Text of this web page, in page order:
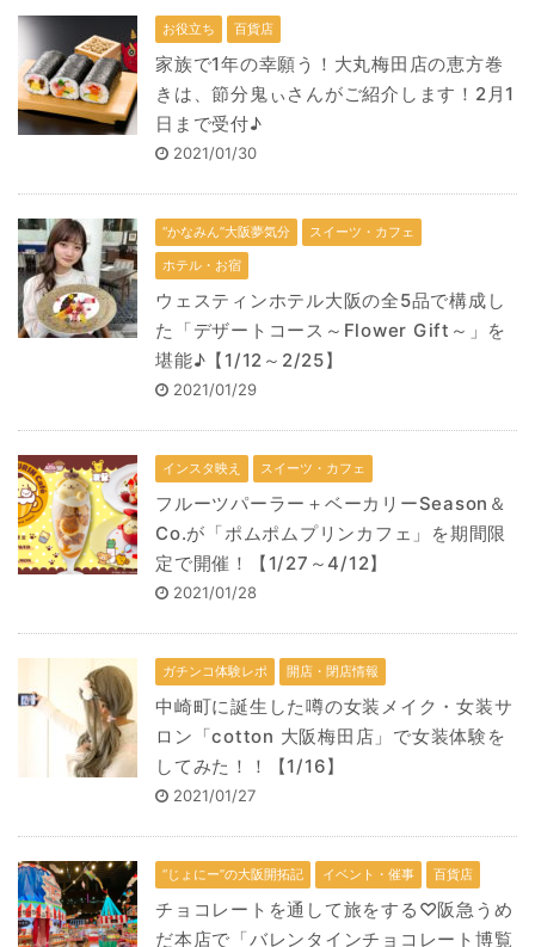
お役立ち 百貨店
家族で1年の幸願う！大丸梅田店の恵方巻
きは、節分鬼ぃさんがご紹介します！2月1
日まで受付♪
2021/01/30
“かなみん”大阪夢気分
スイーツ・カフェ
ホテル・お宿
ウェスティンホテル大阪の全5品で構成し
た「デザートコース～Flower Gift～」を
堪能♪【1/12～2/25】
2021/01/29
インスタ映え スイーツ・カフェ
フルーツパーラー＋ベーカリーSeason＆
Co.が「ポムポムプリンカフェ」を期間限
定で開催！【1/27～4/12】
2021/01/28
ガチンコ体験レポ 開店・閉店情報
中崎町に誕生した噂の女装メイク・女装サ
ロン「cotton 大阪梅田店」で女装体験を
してみた！！【1/16】
2021/01/27
“じょにー”の大阪開拓記 イベント・催事 百貨店
チョコレートを通して旅をする♡阪急うめ
だ本店で「バレンタインチョコレート博覧